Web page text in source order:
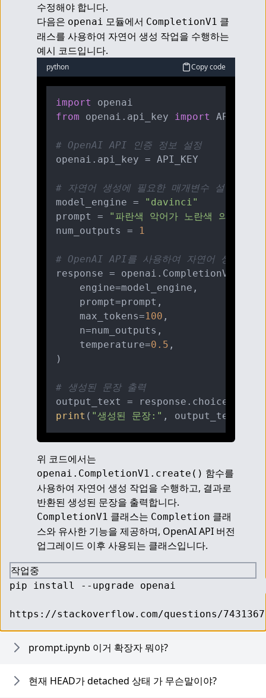
수정해야 합니다.
다음은 openai 모듈에서 CompletionV1 클
래스를 사용하여 자연어 생성 작업을 수행하는
예시 코드입니다.
python Copy code
import
from openai.api_key import API_KEY
# OpenAI API 인증 정보 설정
openai.api_key = API_KEY
# 자연어 생성에 필요한 매개변수 설정
model_engine =
"davinci"
prompt =
"파란색 악어가 노란색 의자 위
num_outputs =
1
# OpenAI API를 사용하여 자연어 생성
response =
    engine=model_engine,
    prompt=prompt,
    max_tokens=
100 ,
    n=num_outputs,
    temperature=
0.5 ,
)
# 생성된 문장 출력
output_text = response.choices[
print ( "생성된 문장:"
openai.CompletionV1.create() 함수를
사용하여 자연어 생성 작업을 수행하고, 결과로
CompletionV1 클래스는 Completion 클래
스와 유사한 기능을 제공하며, OpenAI API 버전
업그레이드 이후 사용되는 클래스입니다.
작업중
pip install --upgrade openai
https://stackoverflow.com/questions/
prompt.ipynb 이거 확장자 뭐야?
현재 HEAD가 detached 상태 가 무슨말이야?